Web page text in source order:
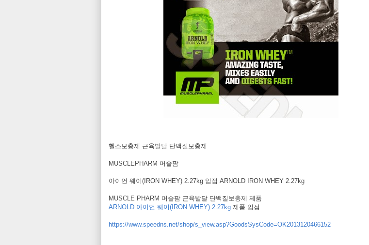
헬스보충제 근육발달 단백질보충제
MUSCLEPHARM 머슬팜
아이언 웨이(IRON WHEY) 2.27kg 입점 ARNOLD IRON WHEY 2.27kg
MUSCLE PHARM 머슬팜 근육발달 단백질보충제 제품
ARNOLD 아이언 웨이(IRON WHEY) 2.27kg 제품 입점
https://www.speedns.net/shop/s_view.asp?GoodsSysCode=OK2013120466152